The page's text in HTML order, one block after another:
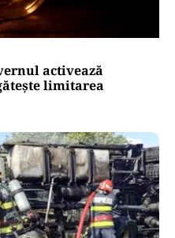
activează
limitarea